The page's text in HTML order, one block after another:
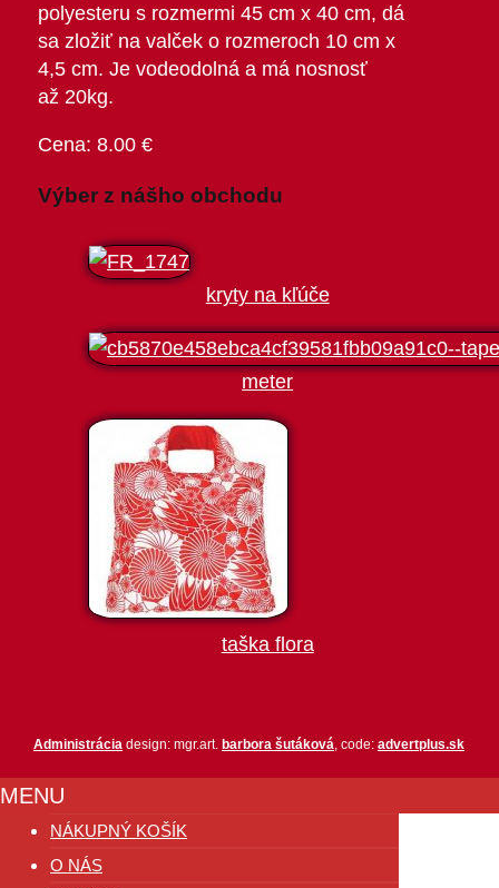
polyesteru s rozmermi 45 cm x 40 cm, dá
sa zložiť na valček o rozmeroch 10 cm x
4,5 cm. Je vodeodolná a má nosnosť
až 20kg.
8.00€
Výber z nášho obchodu
kryty na kľúče
meter
taška flora
Administrácia design: mgr.art. barbora šutáková , code: advertplus.sk
MENU
NÁKUPNÝ KOŠÍK
O NÁS